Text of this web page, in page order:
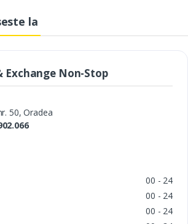
la
Exchange Non-Stop
50, Oradea
00 - 24
00 - 24
00 - 24